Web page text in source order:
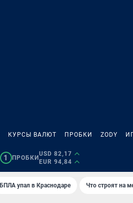
КУРСЫ ВАЛЮТ ПРОБКИ ZODY
1 ПРОБКИ
USD 82,17
EUR 94,84
БПЛА упал в Краснодаре Что строят на